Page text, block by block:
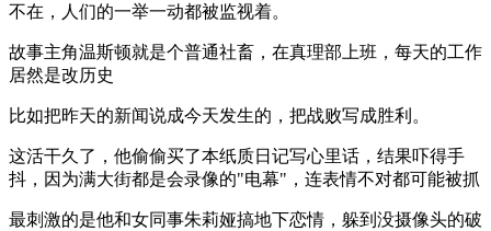
不在，人们的一举一动都被监视着。
故事主角温斯顿就是个普通社畜，在真理部上班，每天的工作
居然是改历史
比如把昨天的新闻说成今天发生的，把战败写成胜利。
这活干久了，他偷偷买了本纸质日记写心里话，结果吓得手
抖，因为满大街都是会录像的"电幕"，连表情不对都可能被抓
最刺激的是他和女同事朱莉娅搞地下恋情，躲到没摄像头的破